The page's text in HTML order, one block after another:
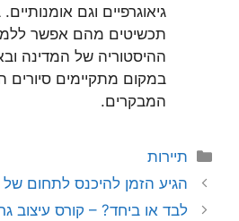
גיאוגרפיים וגם
תכשיטים מהם אפשר
ההיסטוריה של המדינה
במקום מתקיימים סיורים
המבקרים.
קטגוריות
תיירות
הגיע הזמן להיכנס לתחום
לבד או ביחד? – קורס עיצוב